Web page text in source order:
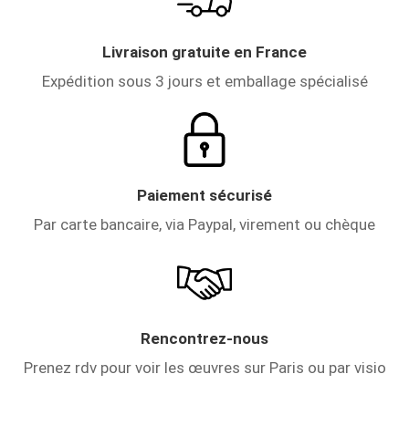
Livraison gratuite en France
Expédition sous 3 jours et emballage spécialisé
Paiement sécurisé
Par carte bancaire, via Paypal, virement ou chèque
Rencontrez-nous
Prenez rdv pour voir les œuvres sur Paris ou par visio